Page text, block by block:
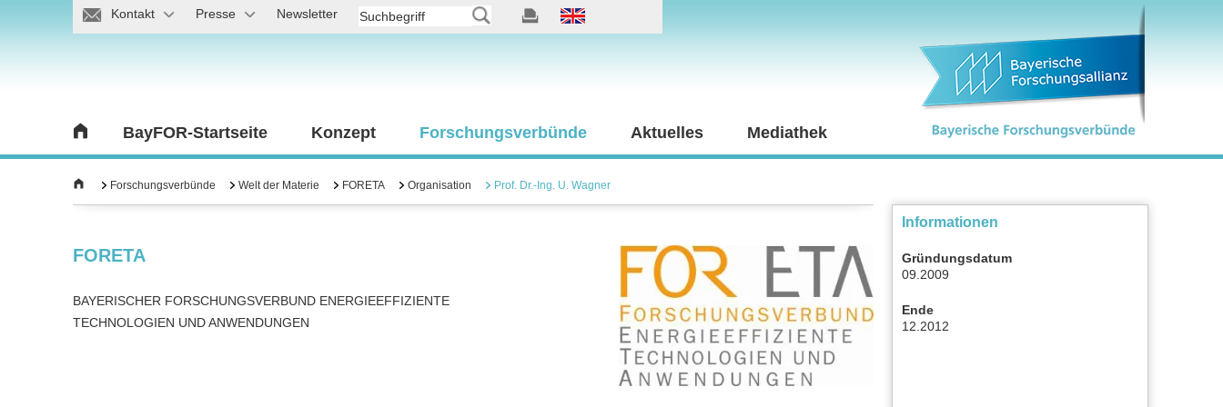
Kontakt Presse Newsletter
BayFOR-Startseite Konzept Forschungsverbünde Aktuelles Mediathek
Forschungsverbünde Welt der Materie FORETA Organisation Prof. Dr.-Ing. U. Wagner
FORETA
BAYERISCHER FORSCHUNGSVERBUND ENERGIEEFFIZIENTE
TECHNOLOGIEN UND ANWENDUNGEN
Informationen
Gründungsdatum
09.2009
Ende
12.2012